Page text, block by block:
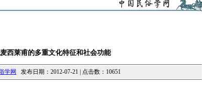
西莱甫的多重文化特征和社会功能
学网 发布日期：2012-07-21 | 点击数：10651